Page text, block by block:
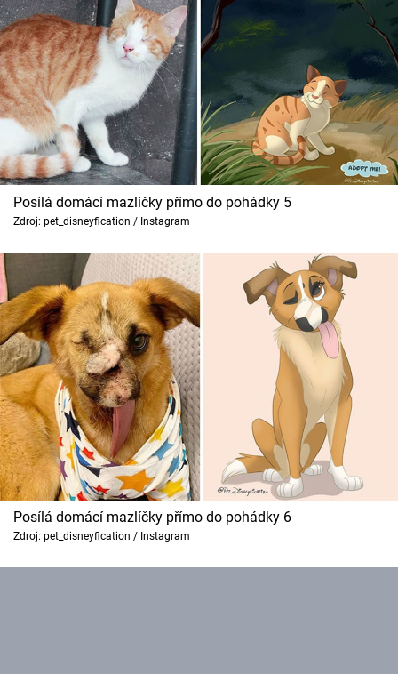
Posílá domácí mazlíčky přímo do pohádky 5
Zdroj: pet_disneyfication / Instagram
Posílá domácí mazlíčky přímo do pohádky 6
Zdroj: pet_disneyfication / Instagram